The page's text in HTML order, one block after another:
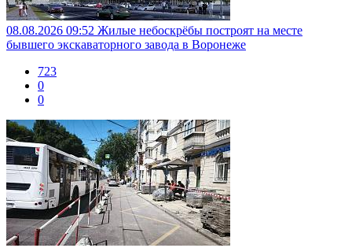
08.08.2026 09:52 Жилые небоскрёбы построят на месте
бывшего экскаваторного завода в Воронеже
723
0
0